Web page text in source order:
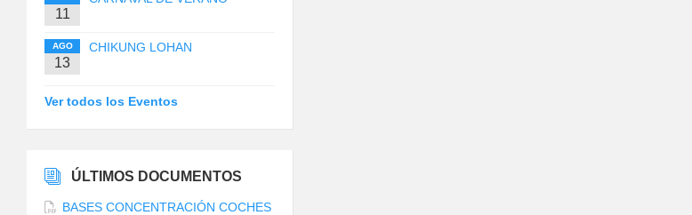
11
AGO
13
CHIKUNG LOHAN
Ver todos los Eventos
ÚLTIMOS DOCUMENTOS
BASES CONCENTRACIÓN COCHES